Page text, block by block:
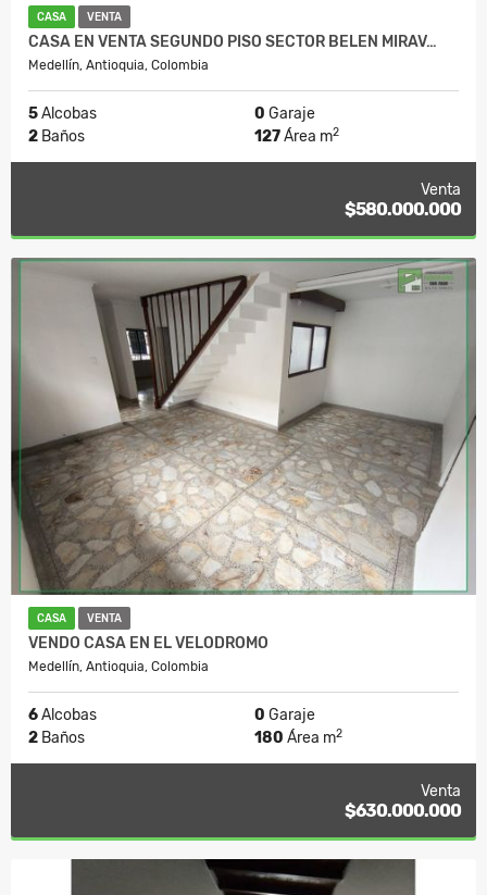
CASA VENTA
CASA EN VENTA SEGUNDO PISO SECTOR BELEN MIRAV…
Medellín, Antioquia, Colombia
5Alcobas 0 Garaje
2 Baños 127Área m2
Venta
$580.000.000
CASA VENTA
VENDO CASA EN EL VELODROMO
Medellín, Antioquia, Colombia
6Alcobas 0 Garaje
2 Baños 180 Área m2
Venta
$630.000.000